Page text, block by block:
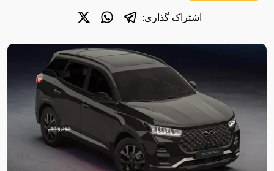
اشتراک گذاری: